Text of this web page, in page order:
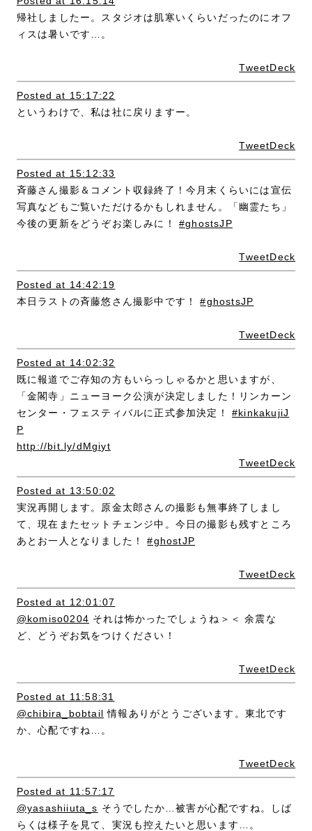
帰社しましたー。スタジオは肌寒いくらいだったのにオフ
ィスは暑いです…。
TweetDeck
Posted at 15:17:22
というわけで、私は社に戻りますー。
TweetDeck
Posted at 15:12:33
斉藤さん撮影＆コメント収録終了！今月末くらいには宣伝
写真などもご覧いただけるかもしれません。「幽霊たち」
今後の更新をどうぞお楽しみに！#ghostsJP
TweetDeck
Posted at 14:42:19
本日ラストの斉藤悠さん撮影中です！#ghostsJP
TweetDeck
Posted at 14:02:32
既に報道でご存知の方もいらっしゃるかと思いますが、
「金閣寺」ニューヨーク公演が決定しました！リンカーン
センター・フェスティバルに正式参加決定！#kinkakujiJ
P
http://bit.ly/dMgiyt
TweetDeck
Posted at 13:50:02
実況再開します。原金太郎さんの撮影も無事終了しまし
て、現在またセットチェンジ中。今日の撮影も残すところ
あとお一人となりました！#ghostJP
TweetDeck
Posted at 12:01:07
@komiso0204 それは怖かったでしょうね＞＜ 余震な
ど、どうぞお気をつけください！
TweetDeck
Posted at 11:58:31
@chibira_bobtail 情報ありがとうございます。東北です
か、心配ですね…。
TweetDeck
Posted at 11:57:17
@yasashiiuta_s そうでしたか…被害が心配ですね。しば
らくは様子を見て、実況も控えたいと思います…。